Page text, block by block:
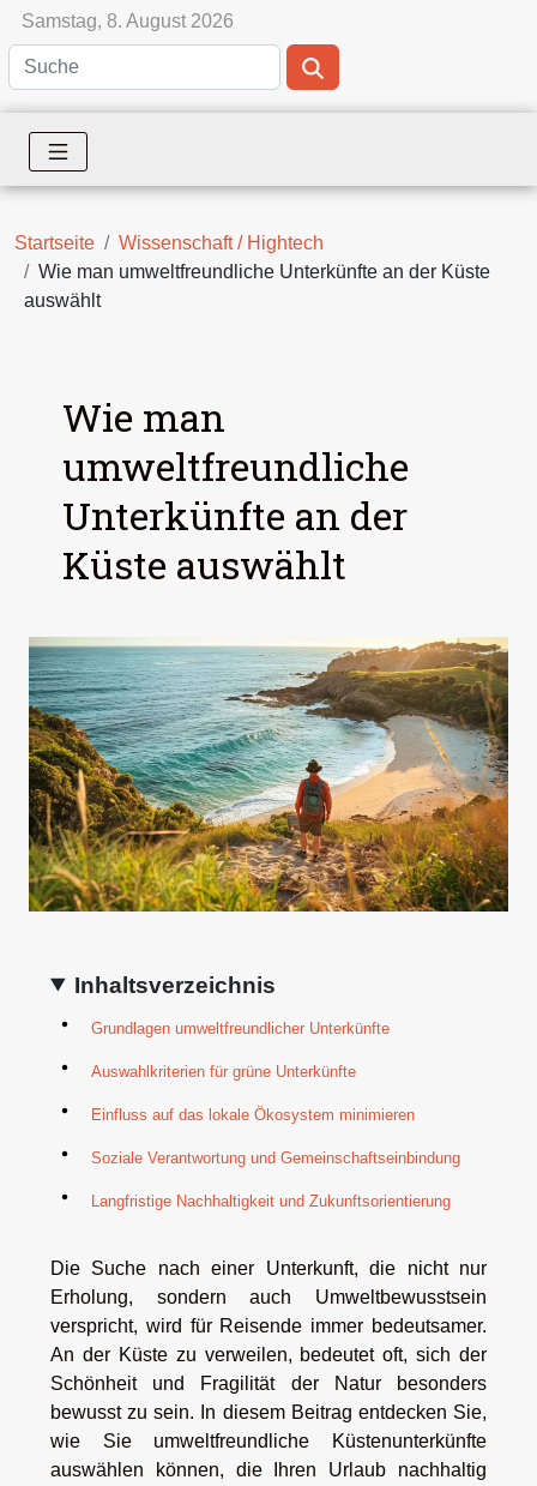
Samstag, 8. August 2026
Startseite
Wissenschaft / Hightech
Wie man umweltfreundliche Unterkünfte an der Küste
auswählt
Wie man
umweltfreundliche
Unterkünfte an der
Küste auswählt
Inhaltsverzeichnis
Grundlagen umweltfreundlicher Unterkünfte
Auswahlkriterien für grüne Unterkünfte
Einfluss auf das lokale Ökosystem minimieren
Soziale Verantwortung und Gemeinschaftseinbindung
Langfristige Nachhaltigkeit und Zukunftsorientierung
Die Suche nach einer Unterkunft, die nicht nur
Erholung, sondern auch Umweltbewusstsein
verspricht, wird für Reisende immer bedeutsamer.
An der Küste zu verweilen, bedeutet oft, sich der
Schönheit und Fragilität der Natur besonders
bewusst zu sein. In diesem Beitrag entdecken Sie,
wie Sie umweltfreundliche Küstenunterkünfte
auswählen können, die Ihren Urlaub nachhaltig